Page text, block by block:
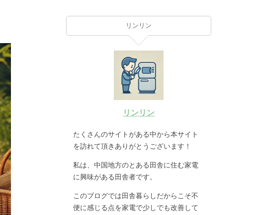
リンリン
リンリン
たくさんのサイトがある中から本サイト
を訪れて頂きありがとうございます！
私は、中国地方のとある田舎に住む家電
に興味がある田舎者です。
このブログでは田舎暮らしだからこそ不
便に感じる点を家電で少しでも改善して